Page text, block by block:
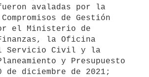
avaladas por la
de Gestión
el Ministerio de
la Oficina
Servicio Civil y la
y Presupuesto
de diciembre de 2021;